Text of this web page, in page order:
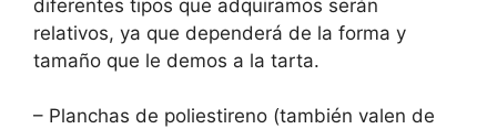
diferentes tipos que adquiramos serán
relativos, ya que dependerá de la forma y
tamaño que le demos a la tarta.
– Planchas de poliestireno (también valen de